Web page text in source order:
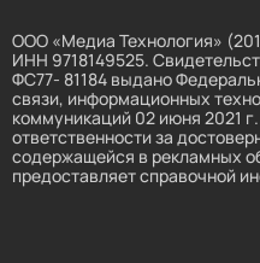
ООО «Медиа Технология»
ИНН 9718149525.
ФС77- 81184 выдано
связи, информационных
коммуникаций 02 июня 2021
ответственности за
содержащейся в рекламных
предоставляет справочной